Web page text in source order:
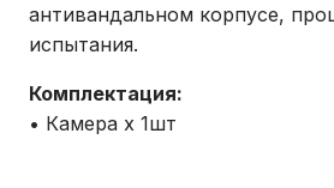
антивандальном корпусе,
испытания.
Комплектация:
• Камера х 1шт